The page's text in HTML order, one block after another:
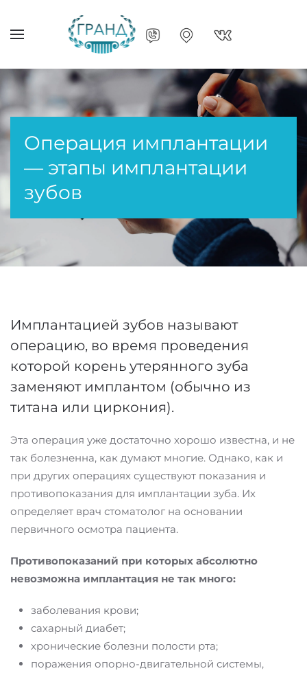
Операция имплантации
— этапы имплантации
зубов
Имплантацией зубов называют
операцию, во время проведения
которой корень утерянного зуба
заменяют имплантом (обычно из
титана или циркония).
Эта операция уже достаточно хорошо известна, и не
так болезненна, как думают многие. Однако, как и
при других операциях существуют показания и
противопоказания для имплантации зуба. Их
определяет врач стоматолог на основании
первичного осмотра пациента.
Противопоказаний при которых абсолютно
невозможна имплантация не так много:
заболевания крови;
сахарный диабет;
хронические болезни полости рта;
поражения опорно-двигательной системы,